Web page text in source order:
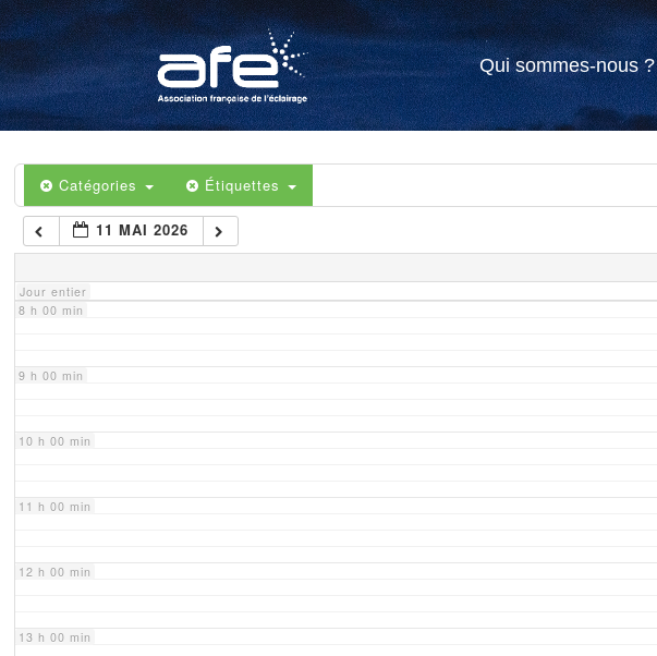
Qui sommes-nous ?
Catégories Étiquettes
11 MAI 2026
Jour entier
4 h 00 min
5 h 00 min
6 h 00 min
7 h 00 min
8 h 00 min
9 h 00 min
10 h 00 min
11 h 00 min
12 h 00 min
13 h 00 min